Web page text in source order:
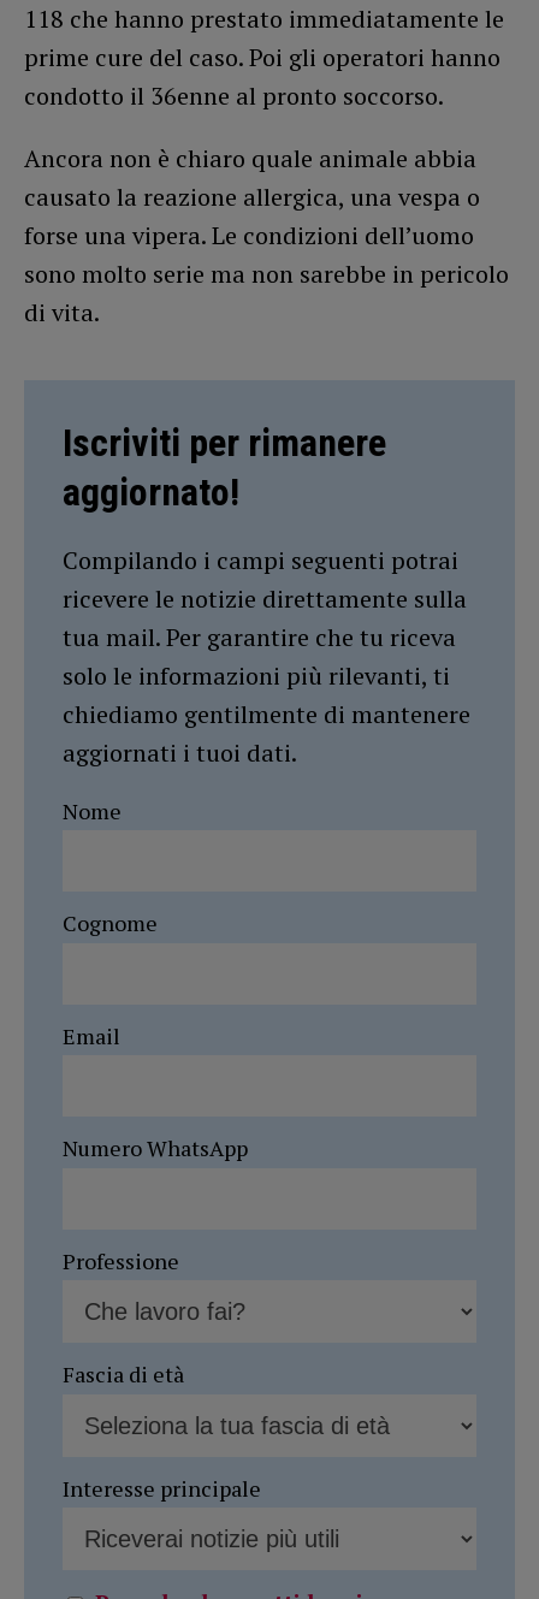
118 che hanno prestato immediatamente le
prime cure del caso. Poi gli operatori hanno
condotto il 36enne al pronto soccorso.
Ancora non è chiaro quale animale abbia
causato la reazione allergica, una vespa o
forse una vipera. Le condizioni dell’uomo
sono molto serie ma non sarebbe in pericolo
di vita.
Iscriviti per rimanere
aggiornato!
Compilando i campi seguenti potrai
ricevere le notizie direttamente sulla
tua mail. Per garantire che tu riceva
solo le informazioni più rilevanti, ti
chiediamo gentilmente di mantenere
aggiornati i tuoi dati.
Nome
Cognome
Email
Numero WhatsApp
Professione
Fascia di età
Interesse principale